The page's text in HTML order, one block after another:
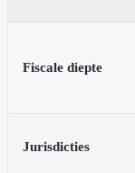
Fiscale diepte
Jurisdicties